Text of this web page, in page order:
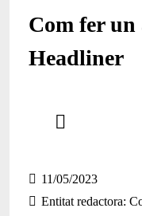
Com fer
Headliner
11/05/2023
Entitat redactora